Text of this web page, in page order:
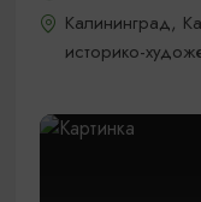
Калининград,
историко-